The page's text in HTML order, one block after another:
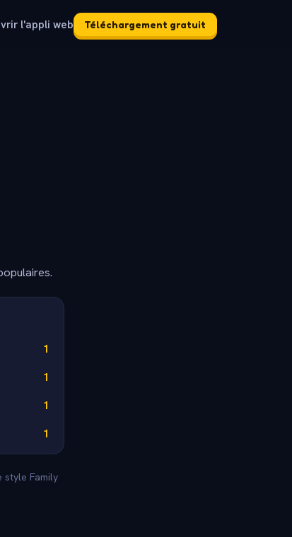
l'appli web Téléchargement gratuit
1
1
1
1
style Family